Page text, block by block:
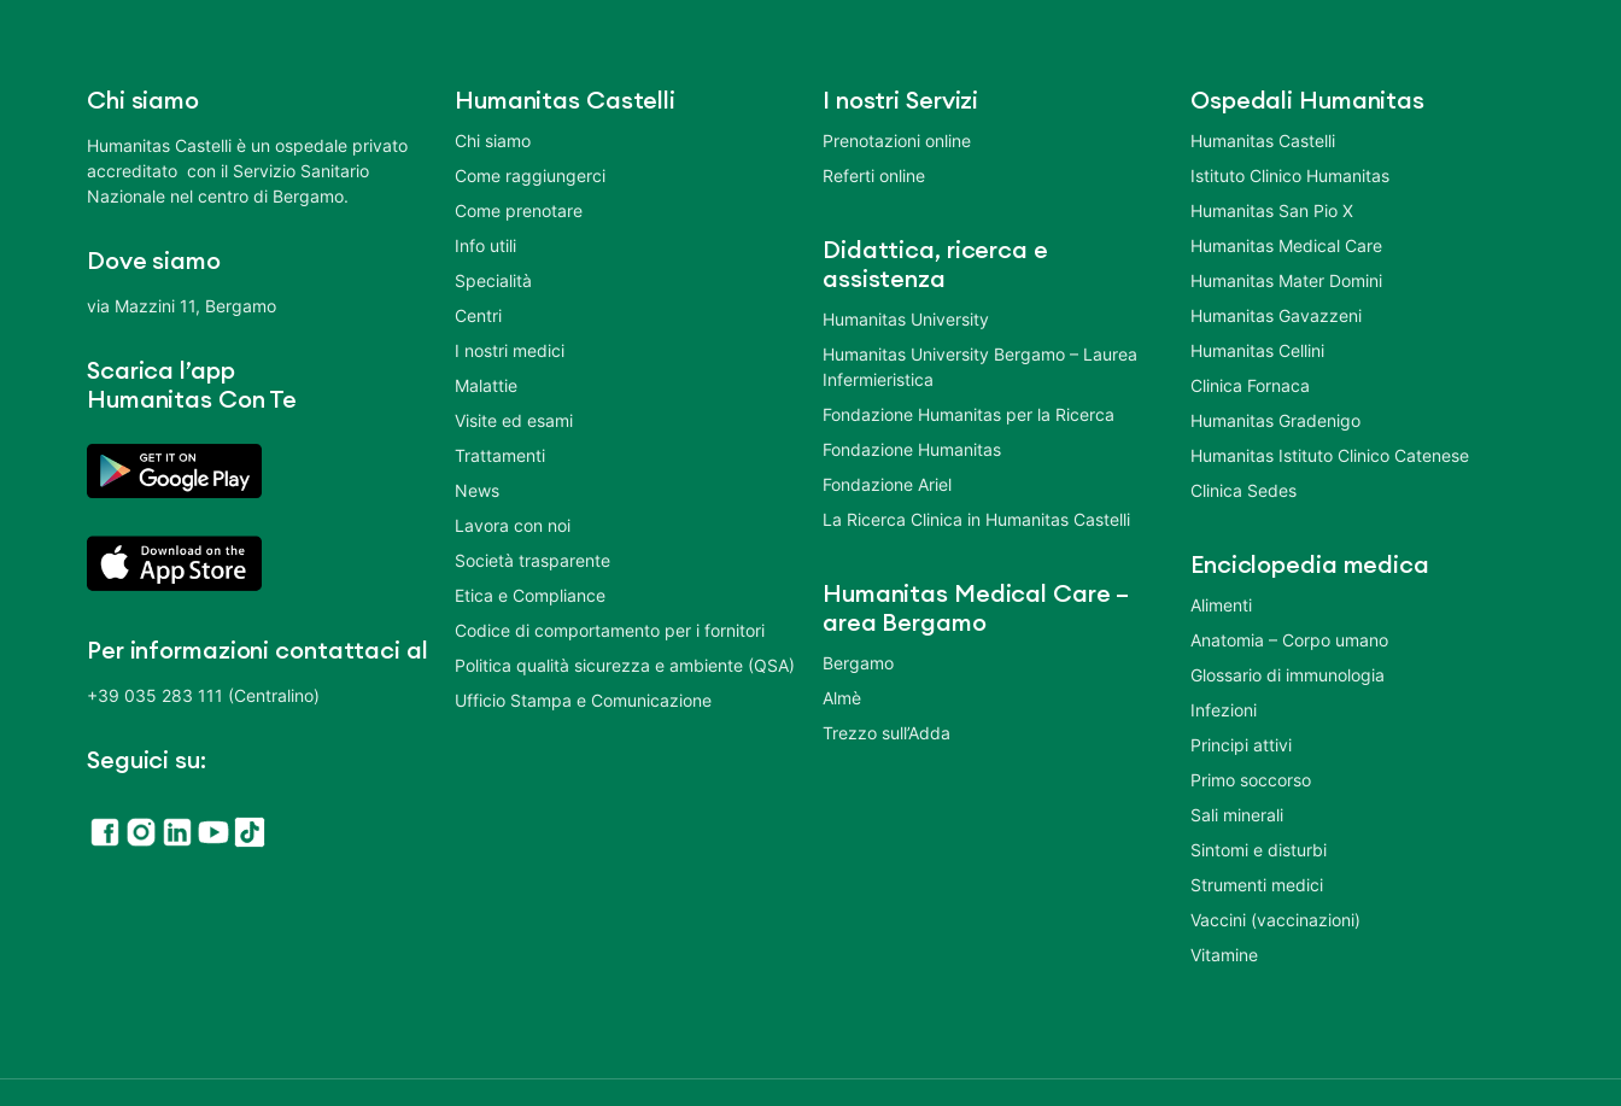
Chi siamo
Humanitas Castelli è un ospedale privato
accreditato con il Servizio Sanitario
Nazionale nel centro di Bergamo.
Dove siamo
via Mazzini 11, Bergamo
Scarica l’app
Humanitas Con Te
Per informazioni contattaci al
+39 035 283 111 (Centralino)
Seguici su:
Humanitas Castelli
Chi siamo
Come raggiungerci
Come prenotare
Info utili
Specialità
Centri
I nostri medici
Malattie
Visite ed esami
Trattamenti
News
Lavora con noi
Società trasparente
Etica e Compliance
Codice di comportamento per i fornitori
Politica qualità sicurezza e ambiente (QSA)
Ufficio Stampa e Comunicazione
I nostri Servizi
Prenotazioni online
Referti online
Didattica, ricerca e
assistenza
Humanitas University
Humanitas University Bergamo – Laurea
Infermieristica
Fondazione Humanitas per la Ricerca
Fondazione Humanitas
Fondazione Ariel
La Ricerca Clinica in Humanitas Castelli
Humanitas Medical Care –
area Bergamo
Bergamo
Almè
Trezzo sull’Adda
Ospedali Humanitas
Humanitas Castelli
Istituto Clinico Humanitas
Humanitas San Pio X
Humanitas Medical Care
Humanitas Mater Domini
Humanitas Gavazzeni
Humanitas Cellini
Clinica Fornaca
Humanitas Gradenigo
Humanitas Istituto Clinico Catenese
Clinica Sedes
Enciclopedia medica
Alimenti
Anatomia – Corpo umano
Glossario di immunologia
Infezioni
Principi attivi
Primo soccorso
Sali minerali
Sintomi e disturbi
Strumenti medici
Vaccini (vaccinazioni)
Vitamine